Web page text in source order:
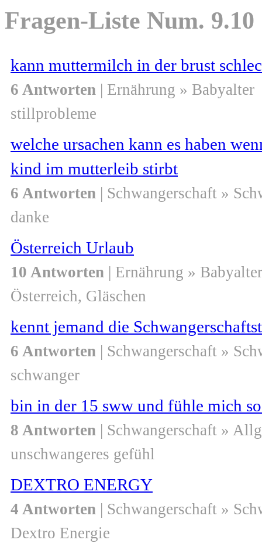
Fragen-Liste Num. 9.10
kann muttermilch in der brust
6 Antworten | Ernährung » Babyalter
stillprobleme
welche ursachen kann es haben
kind im mutterleib stirbt
6 Antworten | Schwangerschaft »
danke
Österreich Urlaub
10 Antworten | Ernährung » Babyalter
Österreich, Gläschen
kennt jemand die
6 Antworten | Schwangerschaft »
schwanger
bin in der 15 sww und fühle mich
8 Antworten | Schwangerschaft »
unschwangeres gefühl
DEXTRO ENERGY
4 Antworten | Schwangerschaft »
Dextro Energie